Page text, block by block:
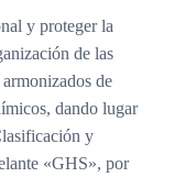
y proteger la
de las
de
dando lugar
y
«GHS», por